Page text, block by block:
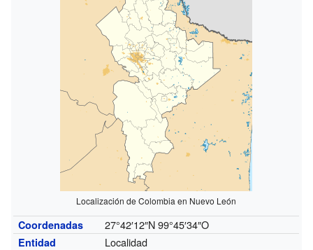
Localización de Colombia en Nuevo León
Coordenadas 27°42′12″N 99°45′34″O
Entidad
Localidad